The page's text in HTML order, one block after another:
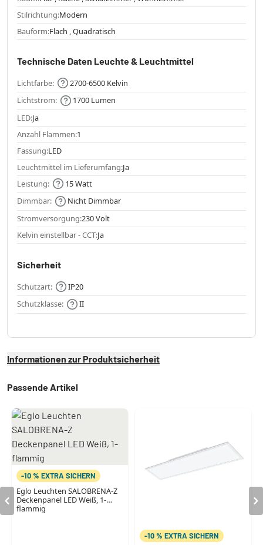
Stilrichtung:Modern
Bauform:Flach , Quadratisch
Technische Daten Leuchte & Leuchtmittel
Lichtfarbe:
2700-6500 Kelvin
Lichtstrom:
1700 Lumen
LED:Ja
Anzahl Flammen:1
Fassung:LED
Leuchtmittel im Lieferumfang:Ja
Leistung:
15 Watt
Dimmbar:
Nicht Dimmbar
Stromversorgung:230 Volt
Kelvin einstellbar - CCT:Ja
Sicherheit
Schutzart:
IP20
Schutzklasse:
II
Informationen zur Produktsicherheit
Passende Artikel
-10 % EXTRA SICHERN
Eglo Leuchten SALOBRENA-Z
Deckenpanel LED Weiß, 1-
flammig
-10 % EXTRA SICHERN